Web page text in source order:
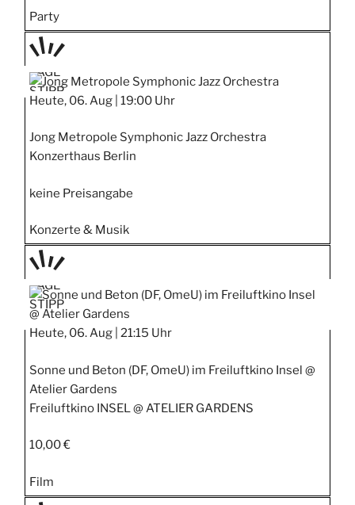
Party
TAGE
STIPP
Heute, 06. Aug | 19:00 Uhr
Jong Metropole Symphonic Jazz Orchestra
Konzerthaus Berlin
keine Preisangabe
Konzerte & Musik
TAGE
STIPP
Heute, 06. Aug | 21:15 Uhr
Sonne und Beton (DF, OmeU) im Freiluftkino Insel @
Atelier Gardens
Freiluftkino INSEL @ ATELIER GARDENS
10,00 €
Film